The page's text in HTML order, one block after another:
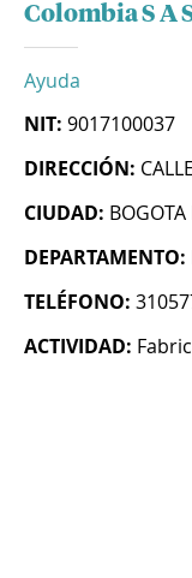
Colombia S A
Ayuda
NIT: 9017100037
DIRECCIÓN:
CIUDAD: BOGOTA
DEPARTAMENTO:
TELÉFONO:
ACTIVIDAD: